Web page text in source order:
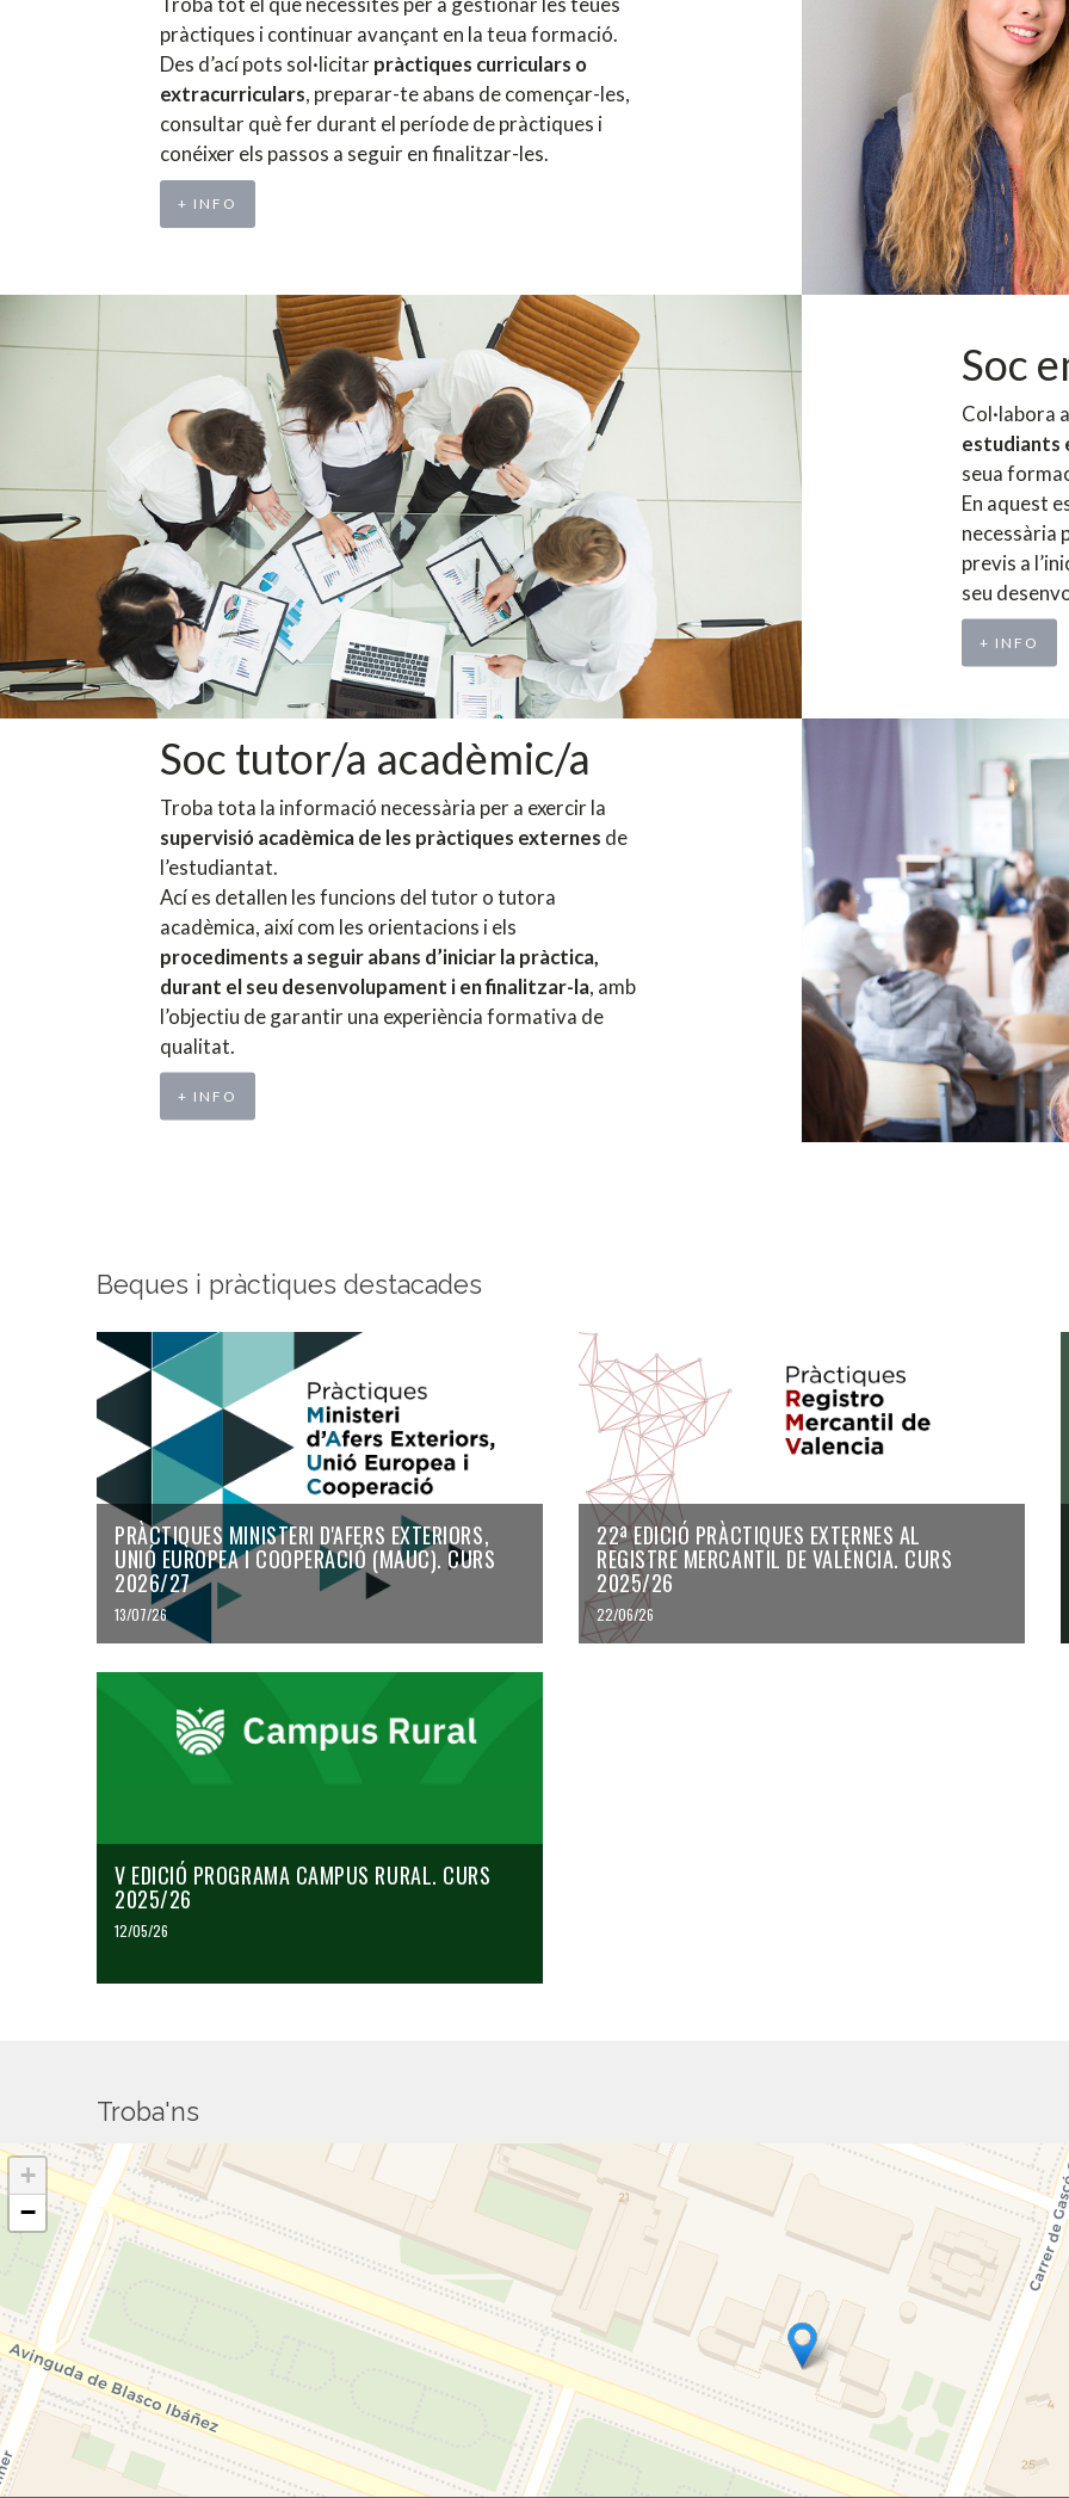
pràctiques i continuar avançant en la teua formació.
Des d’ací pots sol·licitarpràctiques curriculars o
extracurriculars, preparar-te abans de començar-les,
consultar què fer durant el període de pràctiques i
conéixer els passos a seguir en finalitzar-les.
+ INFO
Soc
Col·labora
estudiants
seua
En aquest
necessària
previs a
seu
+ INFO
Soc tutor/a acadèmic/a
Troba tota la informació necessària per a exercir la
supervisió acadèmica de les pràctiques externes de
l’estudiantat.
Ací es detallen les funcions del tutor o tutora
acadèmica, així com les orientacions i els
procediments a seguir abans d’iniciar la pràctica,
durant el seu desenvolupament i en finalitzar-la, amb
l’objectiu de garantir una experiència formativa de
qualitat.
+ INFO
Beques i pràctiques destacades
PRÀCTIQUES MINISTERI D'AFERS EXTERIORS,
UNIÓ EUROPEA I COOPERACIÓ (MAUC). CURS
2026/27
13/07/26
22ª EDICIÓ PRÀCTIQUES EXTERNES AL
REGISTRE MERCANTIL DE VALÈNCIA. CURS
2025/26
22/06/26
V EDICIÓ PROGRAMA CAMPUS RURAL. CURS
2025/26
12/05/26
Troba'ns
+
−